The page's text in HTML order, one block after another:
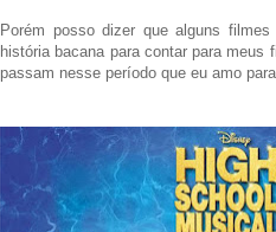
Porém posso dizer que alguns
história bacana para contar para
passam nesse período que eu amo